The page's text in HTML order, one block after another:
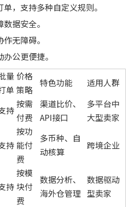
，支持多种自定义规则。
据安全。
无障碍。
公更便捷。
量
单
价格
策略
特色功能 适用人群
持
按需
付费
渠道比价、
API接口
多平台中
大型卖家
持
按功
能付
费
多币种、自
动核算
跨境企业
持
按模
块付
费
数据分析、
海外仓管理
数据驱动
型卖家